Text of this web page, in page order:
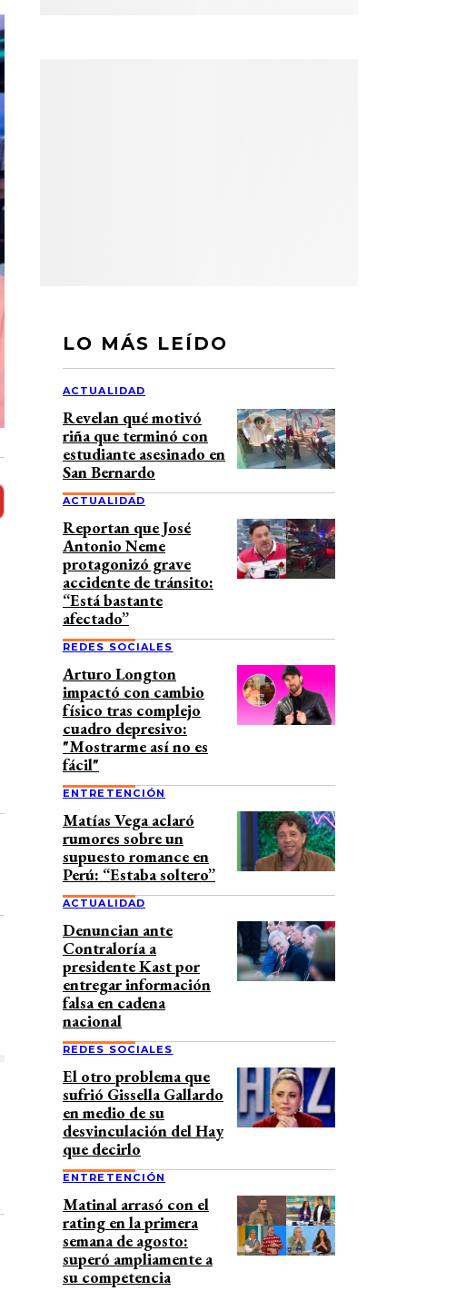
LO MÁS LEÍDO
ACTUALIDAD
Revelan qué motivó
riña que terminó con
estudiante asesinado en
San Bernardo
ACTUALIDAD
Reportan que José
Antonio Neme
protagonizó grave
accidente de tránsito:
“Está bastante
afectado”
REDES SOCIALES
Arturo Longton
impactó con cambio
físico tras complejo
cuadro depresivo:
"Mostrarme así no es
fácil"
ENTRETENCIÓN
Matías Vega aclaró
rumores sobre un
supuesto romance en
Perú: “Estaba soltero”
ACTUALIDAD
Denuncian ante
Contraloría a
presidente Kast por
entregar información
falsa en cadena
nacional
REDES SOCIALES
El otro problema que
sufrió Gissella Gallardo
en medio de su
desvinculación del Hay
que decirlo
ENTRETENCIÓN
Matinal arrasó con el
rating en la primera
semana de agosto:
superó ampliamente a
su competencia